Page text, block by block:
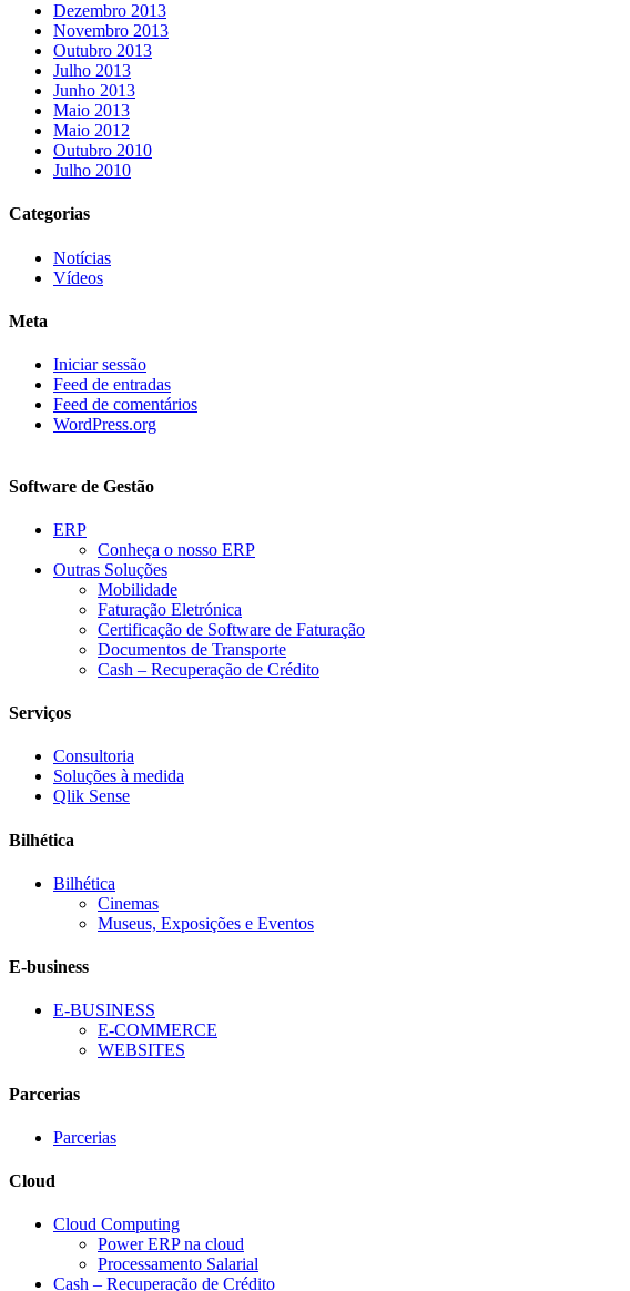
Dezembro 2013
Novembro 2013
Outubro 2013
Julho 2013
Junho 2013
Maio 2013
Maio 2012
Outubro 2010
Julho 2010
Categorias
Notícias
Vídeos
Meta
Iniciar sessão
Feed de entradas
Feed de comentários
WordPress.org
Software de Gestão
ERP
Conheça o nosso ERP
Outras Soluções
Mobilidade
Faturação Eletrónica
Certificação de Software de Faturação
Documentos de Transporte
Cash – Recuperação de Crédito
Serviços
Consultoria
Soluções à medida
Qlik Sense
Bilhética
Bilhética
Cinemas
Museus, Exposições e Eventos
E-business
E-BUSINESS
E-COMMERCE
WEBSITES
Parcerias
Parcerias
Cloud
Cloud Computing
Power ERP na cloud
Processamento Salarial
Cash – Recuperação de Crédito